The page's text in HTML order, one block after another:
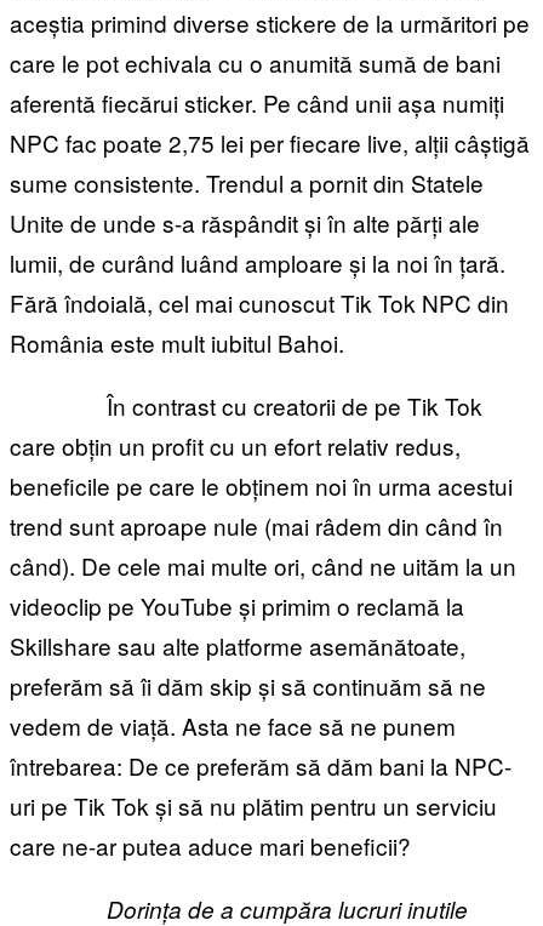
aceștia primind diverse stickere de la urmăritori pe
care le pot echivala cu o anumită sumă de bani
aferentă fiecărui sticker. Pe când unii așa numiți
NPC fac poate 2,75 lei per fiecare live, alții câștigă
sume consistente. Trendul a pornit din Statele
Unite de unde s-a răspândit și în alte părți ale
lumii, de curând luând amploare și la noi în țară.
Fără îndoială, cel mai cunoscut Tik Tok NPC din
România este mult iubitul Bahoi.
În contrast cu creatorii de pe Tik Tok
care obțin un profit cu un efort relativ redus,
beneficile pe care le obținem noi în urma acestui
trend sunt aproape nule (mai râdem din când în
când). De cele mai multe ori, când ne uităm la un
videoclip pe YouTube și primim o reclamă la
Skillshare sau alte platforme asemănătoate,
preferăm să îi dăm skip și să continuăm să ne
vedem de viață. Asta ne face să ne punem
întrebarea: De ce preferăm să dăm bani la NPC-
uri pe Tik Tok și să nu plătim pentru un serviciu
care ne-ar putea aduce mari beneficii?
Dorința de a cumpăra lucruri inutile